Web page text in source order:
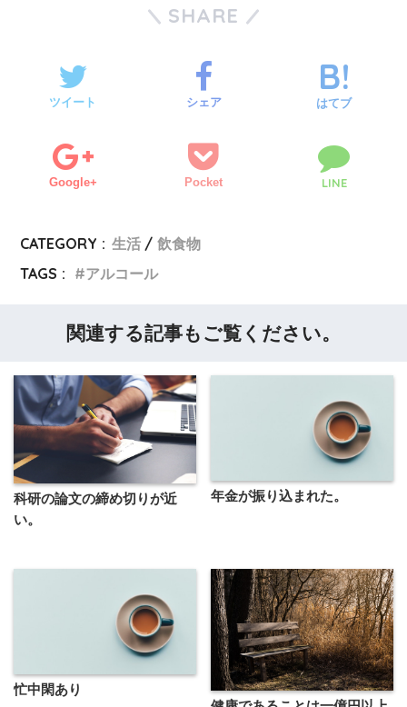
SHARE
ツイート シェア はてブ
Google+ Pocket LINE
CATEGORY : 生活
飲食物
TAGS :
アルコール
関連する記事もご覧ください。
科研の論文の締め切りが近
い。
年金が振り込まれた。
忙中閑あり